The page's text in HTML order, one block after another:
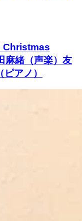
Christmas
麻緒（声楽）友
アノ）